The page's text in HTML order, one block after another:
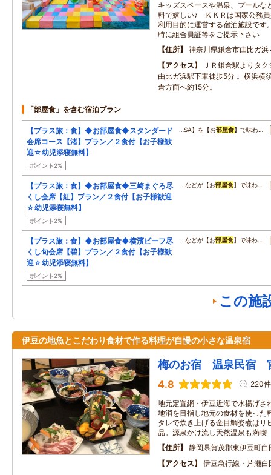
キッズスペースや温泉、プール
料で嬉しい♪ ＫＫＲは国家公務
利用目的に運営する宿泊施設です
時に組合員証等をご提示下さい
住所
神奈川県鎌倉市由比ガ浜
アクセス
ＪＲ鎌倉駅よりタ
由比ガ浜駅下車徒歩5分 。横浜横
倉方面へ約15分。
「部屋食」を含む宿泊プラン
【プラス旅：食】◆お部屋食◆スタンダード
会席コース【渚】プラン／２食付【お子様歓
迎☆幼児添寝無料】
ポイント2%
…SA】を【お部屋食】で味わ…
【プラス旅：食】◆お部屋食◆三崎まぐろ尽
くし会席【紅】プラン／２食付【お子様歓迎
☆幼児添寝無料】
ポイント2%
…などが【お部屋食】で味わ…
【プラス旅：食】◆お部屋食◆横濱ビーフ尽
くし旬会席【碧】プラン／２食付【お子様歓
迎☆幼児添寝無料】
ポイント2%
…などが【お部屋食】で味わ…
この施
伊豆の地魚とこだわり食材で作る料理が自慢の小さな温泉宿
梅のお宿 温泉民宿
4.8 220件
地元定置網・伊豆近海で水揚げさ
地消を目指し地元の食材を使った
タレで炊き上げる金目鯛姿煮はリ
品。源泉かけ流し天然温泉も満喫
住所
静岡県賀茂郡東伊豆町白
アクセス
伊豆急行線・片瀬